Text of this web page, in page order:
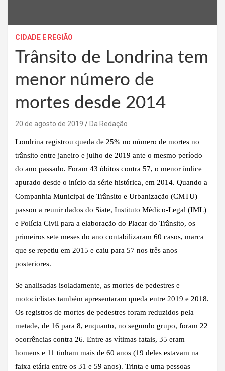
CIDADE E REGIÃO
Trânsito de Londrina tem
menor número de
mortes desde 2014
20 de agosto de 2019 Da Redação
Londrina registrou queda de 25% no número de mortes no
trânsito entre janeiro e julho de 2019 ante o mesmo período
do ano passado. Foram 43 óbitos contra 57, o menor índice
apurado desde o início da série histórica, em 2014. Quando a
Companhia Municipal de Trânsito e Urbanização (CMTU)
passou a reunir dados do Siate, Instituto Médico-Legal (IML)
e Polícia Civil para a elaboração do Placar do Trânsito, os
primeiros sete meses do ano contabilizaram 60 casos, marca
que se repetiu em 2015 e caiu para 57 nos três anos
posteriores.
Se analisadas isoladamente, as mortes de pedestres e
motociclistas também apresentaram queda entre 2019 e 2018.
Os registros de mortes de pedestres foram reduzidos pela
metade, de 16 para 8, enquanto, no segundo grupo, foram 22
ocorrências contra 26. Entre as vítimas fatais, 35 eram
homens e 11 tinham mais de 60 anos (19 deles estavam na
faixa etária entre os 31 e 59 anos). Trinta e uma pessoas